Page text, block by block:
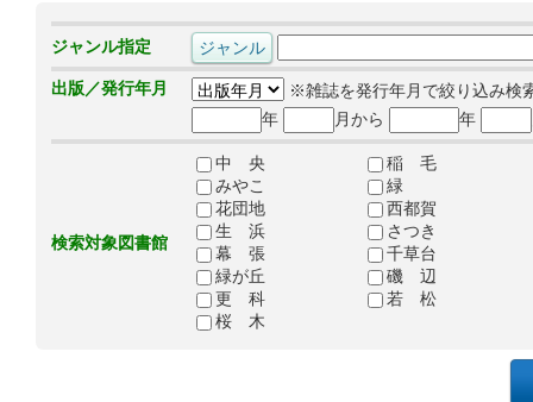
ジャンル指定
出版／発行年月
※雑誌を発行年月で絞り込み検
年
月から 年
検索対象図書館
中 央
稲 毛
みやこ
緑
花団地
西都賀
生 浜
さつき
幕 張
千草台
緑が丘
磯 辺
更 科
若 松
桜 木